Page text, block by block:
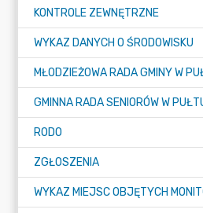
KONTROLE ZEWNĘTRZNE
WYKAZ DANYCH O ŚRODOWISKU
RODO
ZGŁOSZENIA